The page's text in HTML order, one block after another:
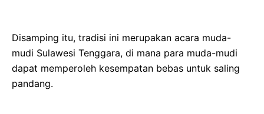
Disamping itu, tradisi ini merupakan acara muda-
mudi Sulawesi Tenggara, di mana para muda-mudi
dapat memperoleh kesempatan bebas untuk saling
pandang.